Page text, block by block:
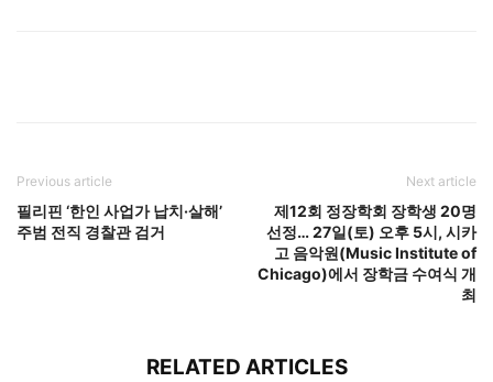
Previous article
필리핀 ‘한인 사업가 납치·살해’
주범 전직 경찰관 검거
Next article
제12회 정장학회 장학생 20명
선정… 27일(토) 오후 5시, 시카
고 음악원(Music Institute of
Chicago)에서 장학금 수여식 개
최
RELATED ARTICLES